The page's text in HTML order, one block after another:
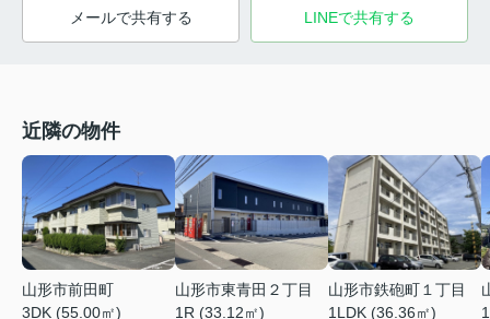
メールで共有する LINEで共有する
近隣の物件
山形市前田町
3DK (55.00㎡)
山形市東青田２丁目
1R (33.12㎡)
山形市鉄砲町１丁目
1LDK (36.36㎡)